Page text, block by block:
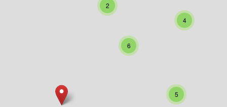
Burgenland
Niederösterreich
4
2
5
6